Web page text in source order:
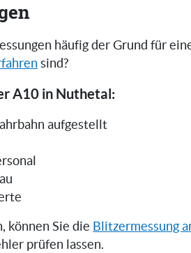
häufig der Grund für
sind?
A10 in Nuthetal:
aufgestellt
können Sie die Blitzermessung
prüfen lassen.